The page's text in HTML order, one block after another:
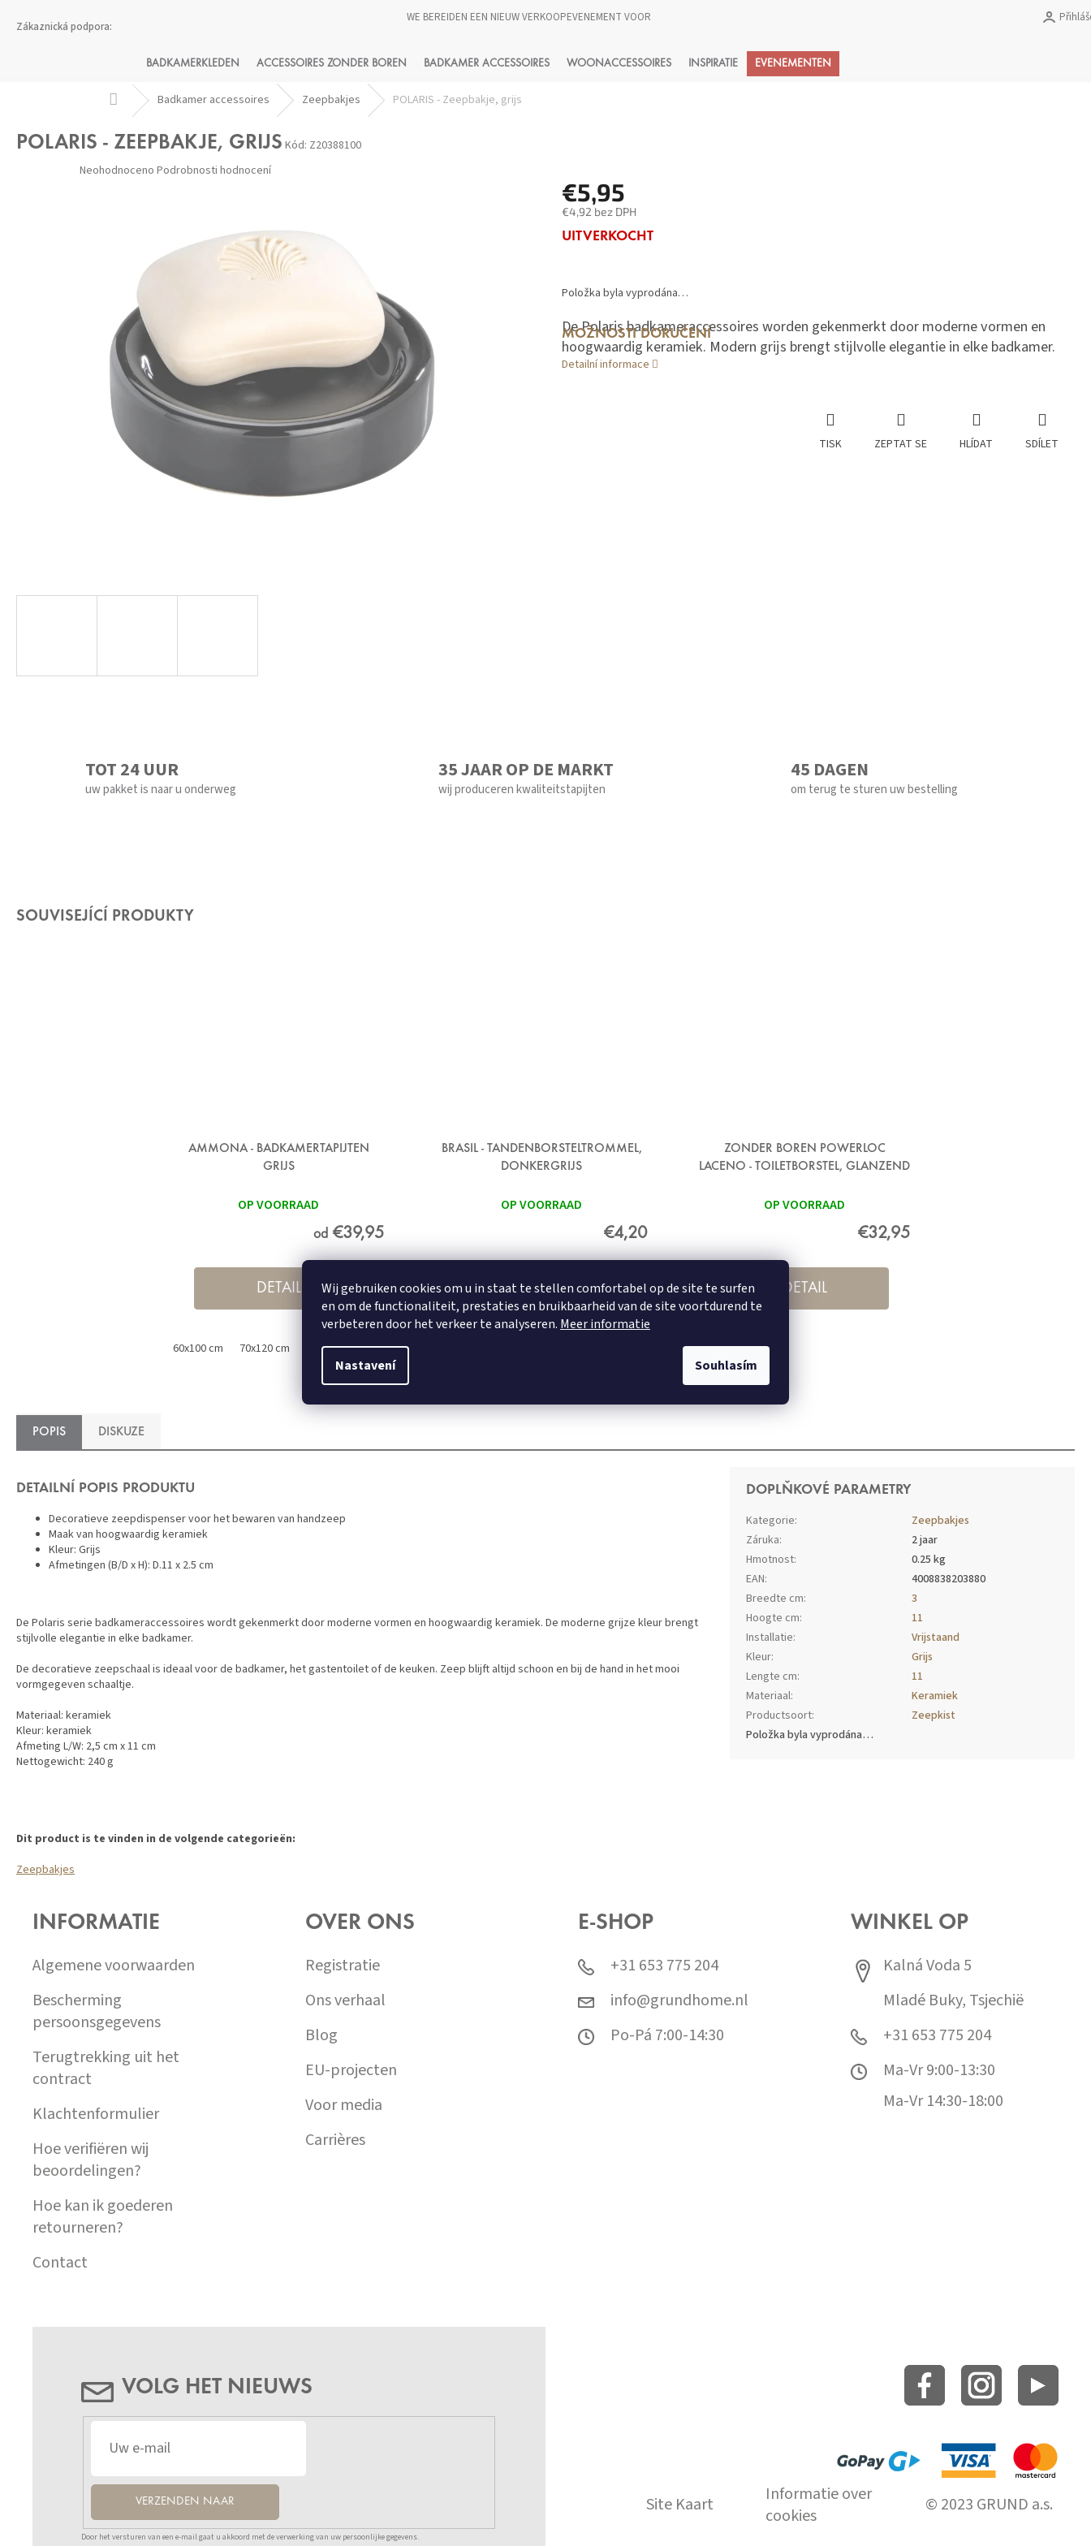
Wij gebruiken cookies om u in staat te stellen comfortabel op de site te surfen
en om de functionaliteit, prestaties en bruikbaarheid van de site voortdurend te
verbeteren door het verkeer te analyseren. Meer informatie
Nastavení Souhlasím
WE BEREIDEN EEN NIEUW VERKOOPEVENEMENT VOOR
Nákupní
BADKAMERKLEDEN ACCESSOIRES ZONDER BOREN BADKAMER ACCESSOIRES WOONACCESSOIRES INSPIRATIE EVENEMENTEN
Domů Badkamer accessoires Zeepbakjes POLARIS - Zeepbakje, grijs
POLARIS - ZEEPBAKJE, GRIJS Kód: Z20388100
Průměrné
hodnocení
Neohodnoceno Podrobnosti hodnocení
€5,95
€4,92 bez DPH
Měrná
UITVERKOCHT
MOŽNOSTI DORUČENÍ
Položka byla vyprodána…
De Polaris badkameraccessoires worden gekenmerkt door moderne vormen en
hoogwaardig keramiek. Modern grijs brengt stijlvolle elegantie in elke badkamer.
Detailní informace
TISK ZEPTAT SE HLÍDAT SDÍLET
TOT 24 UUR
uw pakket is naar u onderweg
35 JAAR OP DE MARKT
wij produceren kwaliteitstapijten
45 DAGEN
om terug te sturen uw bestelling
SOUVISEJÍCÍ PRODUKTY
AMMONA - BADKAMERTAPIJTEN
GRIJS
OP VOORRAAD
od €39,95
DETAIL
60x100 cm 70x120 cm 50x60 cm
BRASIL - TANDENBORSTELTROMMEL,
DONKERGRIJS
OP VOORRAAD
€4,20
DETAIL
ZONDER BOREN POWERLOC
LACENO - TOILETBORSTEL, GLANZEND
OP VOORRAAD
€32,95
DETAIL
POPIS DISKUZE
DETAILNÍ POPIS PRODUKTU
Decoratieve zeepdispenser voor het bewaren van handzeep
Maak van hoogwaardig keramiek
Kleur: Grijs
Afmetingen (B/D x H): D.11 x 2.5 cm
De Polaris serie badkameraccessoires wordt gekenmerkt door moderne vormen en hoogwaardig keramiek. De moderne grijze kleur brengt
stijlvolle elegantie in elke badkamer.
De decoratieve zeepschaal is ideaal voor de badkamer, het gastentoilet of de keuken. Zeep blijft altijd schoon en bij de hand in het mooi
vormgegeven schaaltje.
Materiaal: keramiek
Kleur: keramiek
Afmeting L/W: 2,5 cm x 11 cm
Nettogewicht: 240 g
Dit product is te vinden in de volgende categorieën:
Zeepbakjes
DOPLŇKOVÉ PARAMETRY
Kategorie:
Zeepbakjes
Záruka:
2 jaar
Hmotnost:
0.25 kg
EAN:
4008838203880
Breedte cm:
3
Hoogte cm:
11
Installatie:
Vrijstaand
Kleur:
Grijs
Lengte cm:
11
Materiaal:
Keramiek
Productsoort:
Zeepkist
Položka byla vyprodána…
INFORMATIE
Algemene voorwaarden
Bescherming
persoonsgegevens
Terugtrekking uit het
contract
Klachtenformulier
Hoe verifiëren wij
beoordelingen?
Hoe kan ik goederen
retourneren?
Contact
OVER ONS
Registratie
Ons verhaal
Blog
EU-projecten
Voor media
Carrières
E-SHOP
+31 653 775 204
info@grundhome.nl
Po-Pá 7:00-14:30
WINKEL OP
Kalná Voda 5
Mladé Buky, Tsjechië
+31 653 775 204
Ma-Vr 9:00-13:30
Ma-Vr 14:30-18:00
VOLG HET NIEUWS
VERZENDEN NAAR
Door het versturen van een e-mail gaat u akkoord met de verwerking van uw persoonlijke gegevens.
Site Kaart
Informatie over
cookies
© 2023 GRUND a.s.